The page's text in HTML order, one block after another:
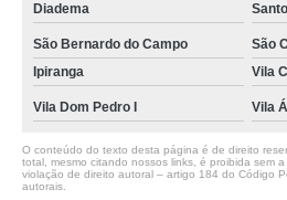
Diadema
São Bernardo do Campo
São
Ipiranga
Vila
Vila Dom Pedro I Vila
O conteúdo do texto desta página é de direito
total, mesmo citando nossos links, é proibida sem
violação de direito autoral – artigo 184 do Código
autorais